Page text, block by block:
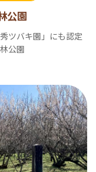
公園
秀ツバキ園」にも認定
公園